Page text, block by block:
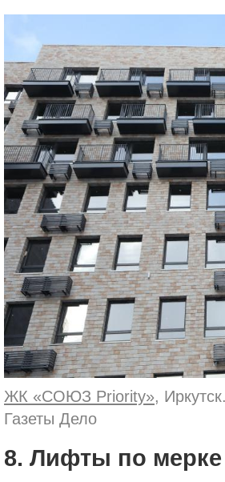
ЖК «СОЮЗ Priority»,
Газеты Дело
8. Лифты по мерке